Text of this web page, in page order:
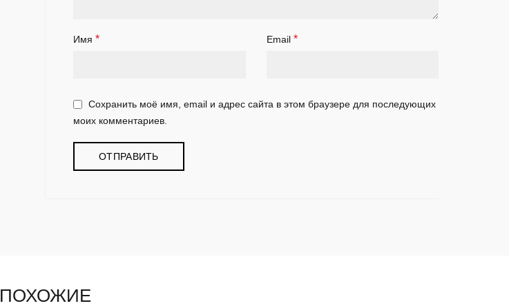
Имя * Email *
Сохранить моё имя, email и адрес сайта в этом браузере для последующих
моих комментариев.
ПОХОЖИЕ